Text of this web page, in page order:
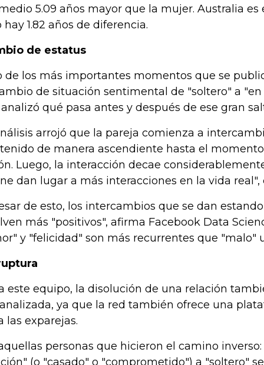
5.09 años mayor que la mujer. Australia es
hay 1.82 años de diferencia.
de estatus
de los más importantes momentos que se
de situación sentimental de "soltero" a "en
qué pasa antes y después de ese gran
arrojó que la pareja comienza a
de manera ascendiente hasta el
Luego, la interacción decae
dan lugar a más interacciones en la vida real",
de esto, los intercambios que se dan
más "positivos", afirma Facebook Data
y "felicidad" son más recurrentes que "malo"
este equipo, la disolución de una relación
ya que la red también ofrece una
las exparejas.
personas que hicieron el camino
(o "casado" o "comprometido") a "soltero"